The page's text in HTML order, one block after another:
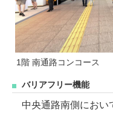
1階 南通路コンコース
バリアフリー機能
中央通路南側におい